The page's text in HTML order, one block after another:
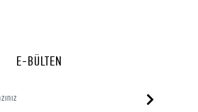
E-BÜLTEN